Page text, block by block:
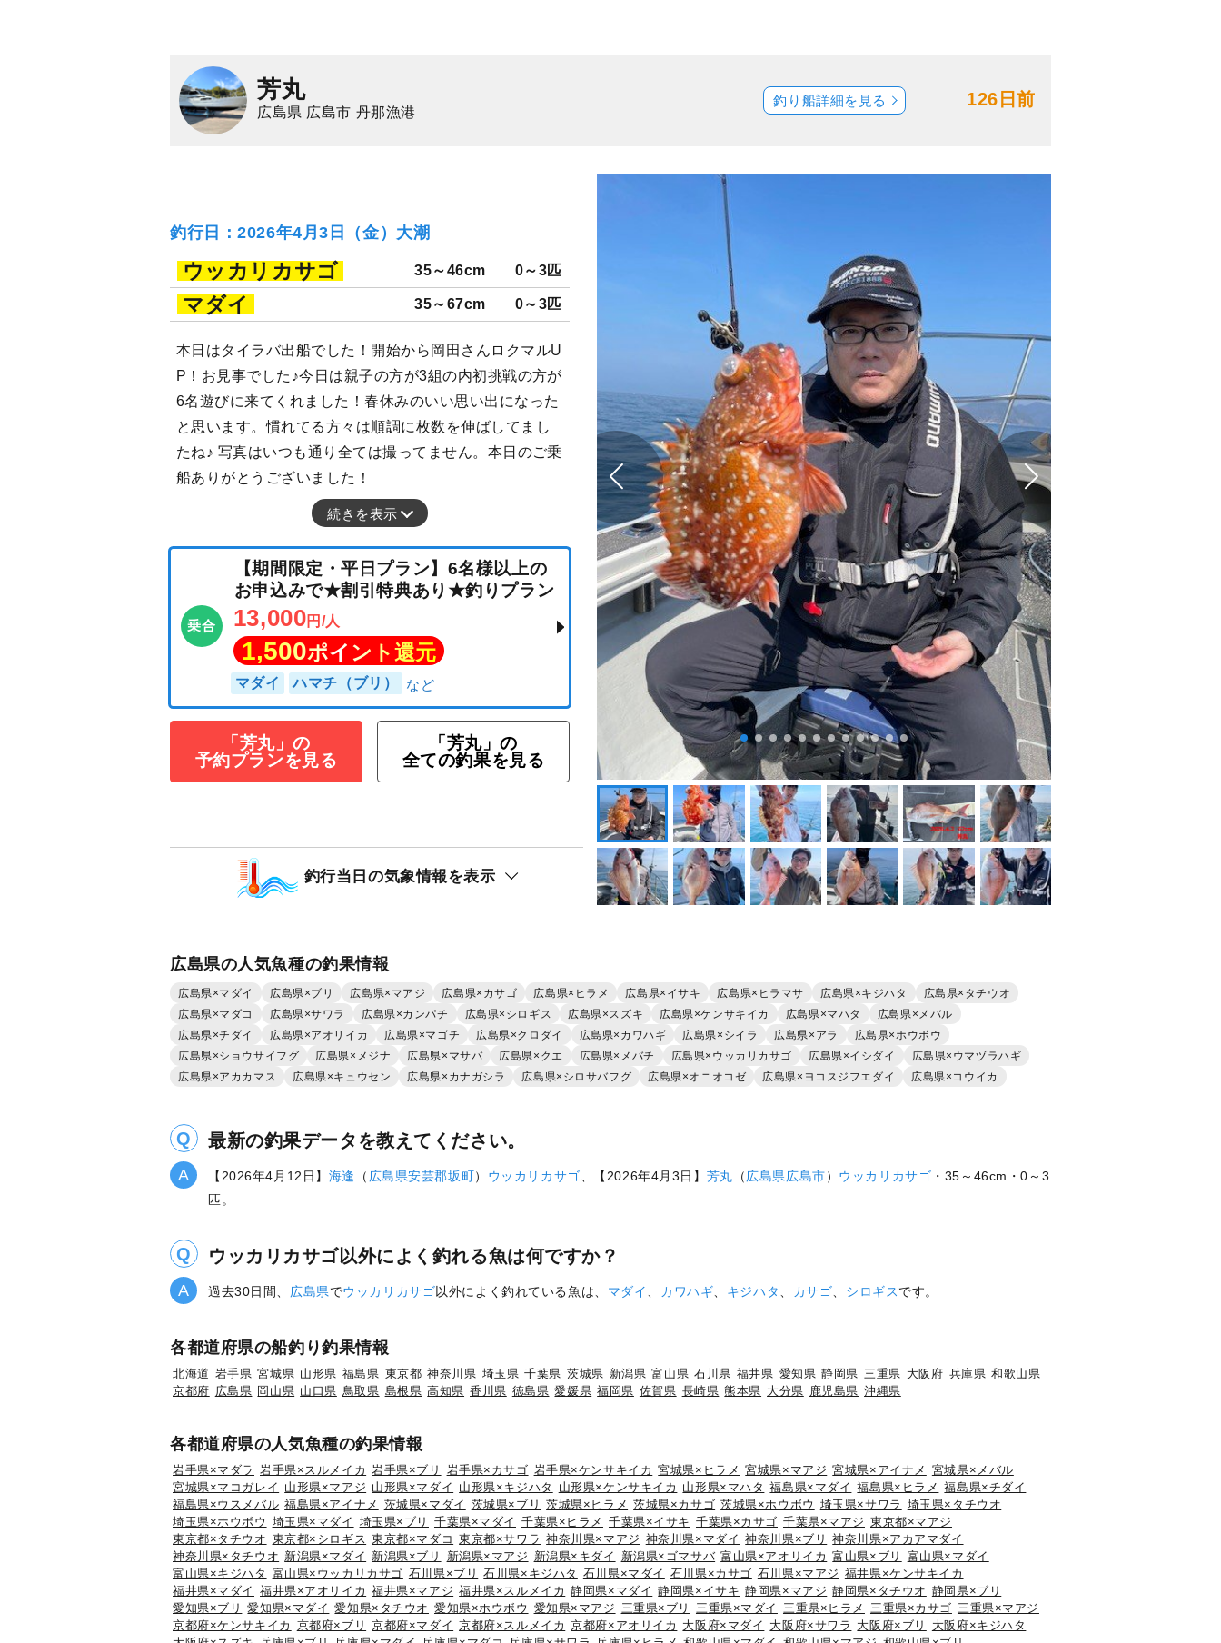
芳丸
広島県 広島市 丹那漁港
126日前
釣り船詳細を見る
釣行日：2026年4月3日（金）大潮
ウッカリカサゴ 35～46cm 0～3匹
マダイ 35～67cm 0～3匹
本日はタイラバ出船でした！開始から岡田さんロクマルU
P！お見事でした♪今日は親子の方が3組の内初挑戦の方が
6名遊びに来てくれました！春休みのいい思い出になった
と思います。慣れてる方々は順調に枚数を伸ばしてまし
たね♪ 写真はいつも通り全ては撮ってません。本日のご乗
船ありがとうございました！
続きを表示
乗合
【期間限定・平日プラン】6名様以上の
お申込みで★割引特典あり★釣りプラン
13,000円/人
マダイ ハマチ（ブリ）
「芳丸」の
予約プランを見る
「芳丸」の
全ての釣果を見る
釣行当日の気象情報を表示
広島県の人気魚種の釣果情報
広島県×マダイ 広島県×ブリ 広島県×マアジ 広島県×カサゴ 広島県×ヒラメ 広島県×イサキ 広島県×ヒラマサ 広島県×キジハタ
広島県×タチウオ
広島県×マダコ
広島県×サワラ 広島県×カンパチ 広島県×シロギス 広島県×スズキ 広島県×ケンサキイカ 広島県×マハタ
広島県×メバル
広島県×チダイ
広島県×アオリイカ 広島県×マゴチ 広島県×クロダイ 広島県×カワハギ 広島県×シイラ 広島県×アラ
広島県×ホウボウ
広島県×ショウサイフグ
広島県×メジナ 広島県×マサバ 広島県×クエ 広島県×メバチ 広島県×ウッカリカサゴ 広島県×イシダイ
広島県×ウマヅラハギ
広島県×アカカマス
広島県×キュウセン 広島県×カナガシラ 広島県×シロサバフグ 広島県×オニオコゼ 広島県×ヨコスジフエダイ 広島県×コウイカ
最新の釣果データを教えてください。
【2026年4月12日】 海逢 （ 広島県安芸郡坂町） ウッカリカサゴ 、【2026年4月3日】 芳丸 （広島県広島市） ウッカリカサゴ ・35～46cm・0～3
匹。
ウッカリカサゴ以外によく釣れる魚は何ですか？
過去30日間、 広島県でウッカリカサゴ以外によく釣れている魚は、 マダイ カワハギ キジハタ カサゴ シロギスです。
各都道府県の船釣り釣果情報
北海道 岩手県 宮城県 山形県 福島県 東京都 神奈川県 埼玉県 千葉県 茨城県 新潟県 富山県 石川県 福井県 愛知県 静岡県 三重県 大阪府 兵庫県 和歌山県
京都府 広島県 岡山県 山口県 鳥取県 島根県 高知県 香川県 徳島県 愛媛県 福岡県 佐賀県 長崎県 熊本県 大分県 鹿児島県 沖縄県
各都道府県の人気魚種の釣果情報
岩手県×マダラ 岩手県×スルメイカ 岩手県×ブリ 岩手県×カサゴ 岩手県×ケンサキイカ 宮城県×ヒラメ 宮城県×マアジ 宮城県×アイナメ 宮城県×メバル
宮城県×マコガレイ 山形県×マアジ 山形県×マダイ 山形県×キジハタ 山形県×ケンサキイカ 山形県×マハタ 福島県×マダイ 福島県×ヒラメ 福島県×チダイ
福島県×ウスメバル 福島県×アイナメ 茨城県×マダイ 茨城県×ブリ 茨城県×ヒラメ 茨城県×カサゴ 茨城県×ホウボウ 埼玉県×サワラ 埼玉県×タチウオ
埼玉県×ホウボウ 埼玉県×マダイ 埼玉県×ブリ 千葉県×マダイ 千葉県×ヒラメ 千葉県×イサキ 千葉県×カサゴ 千葉県×マアジ 東京都×マアジ
東京都×タチウオ 東京都×シロギス 東京都×マダコ 東京都×サワラ 神奈川県×マアジ 神奈川県×マダイ 神奈川県×ブリ
神奈川県×アカアマダイ
神奈川県×タチウオ 新潟県×マダイ 新潟県×ブリ 新潟県×マアジ 新潟県×キダイ 新潟県×ゴマサバ 富山県×アオリイカ 富山県×ブリ
富山県×マダイ
富山県×キジハタ 富山県×ウッカリカサゴ 石川県×ブリ 石川県×キジハタ 石川県×マダイ 石川県×カサゴ 石川県×マアジ 福井県×ケンサキイカ
福井県×マダイ 福井県×アオリイカ 福井県×マアジ 福井県×スルメイカ 静岡県×マダイ 静岡県×イサキ 静岡県×マアジ 静岡県×タチウオ 静岡県×ブリ
愛知県×ブリ
愛知県×マダイ 愛知県×タチウオ 愛知県×ホウボウ 愛知県×マアジ 三重県×ブリ 三重県×マダイ 三重県×ヒラメ 三重県×カサゴ 三重県×マアジ
京都府×ケンサキイカ 京都府×ブリ 京都府×マダイ 京都府×スルメイカ 京都府×アオリイカ 大阪府×マダイ 大阪府×サワラ 大阪府×ブリ
大阪府×キジハタ